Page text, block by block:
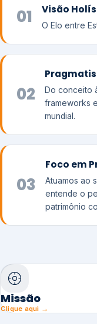
01 Visão
O Elo entre
02
Do conceito
frameworks
mundial.
03
Foco em
Atuamos ao
entende o
patrimônio
Missão
Clique aqui →